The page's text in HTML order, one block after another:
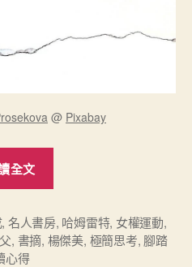
@ Pixabay
全文
父
《極
, 名人書房, 哈姆雷特, 女權運動,
, 書摘, 楊傑美, 極簡思考, 腳踏
心得